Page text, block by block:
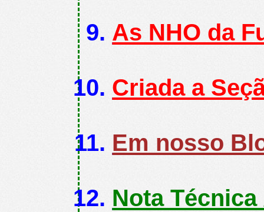
As NHO da
Criada a
Em nosso
Nota Técnica